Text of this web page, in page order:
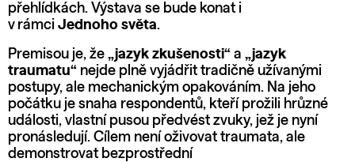
přehlídkách. Výstava se bude konat i
v rámci Jednoho světa.
Premisou je, že „jazyk zkušenosti“ a „jazyk
traumatu“ nejde plně vyjádřit tradičně užívanými
postupy, ale mechanickým opakováním. Na jeho
počátku je snaha respondentů, kteří prožili hrůzné
události, vlastní pusou předvést zvuky, jež je nyní
pronásledují. Cílem není oživovat traumata, ale
demonstrovat bezprostřední